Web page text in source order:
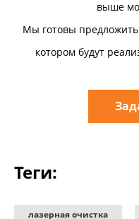
выше
Мы готовы
котором будут
Теги:
лазерная очистка